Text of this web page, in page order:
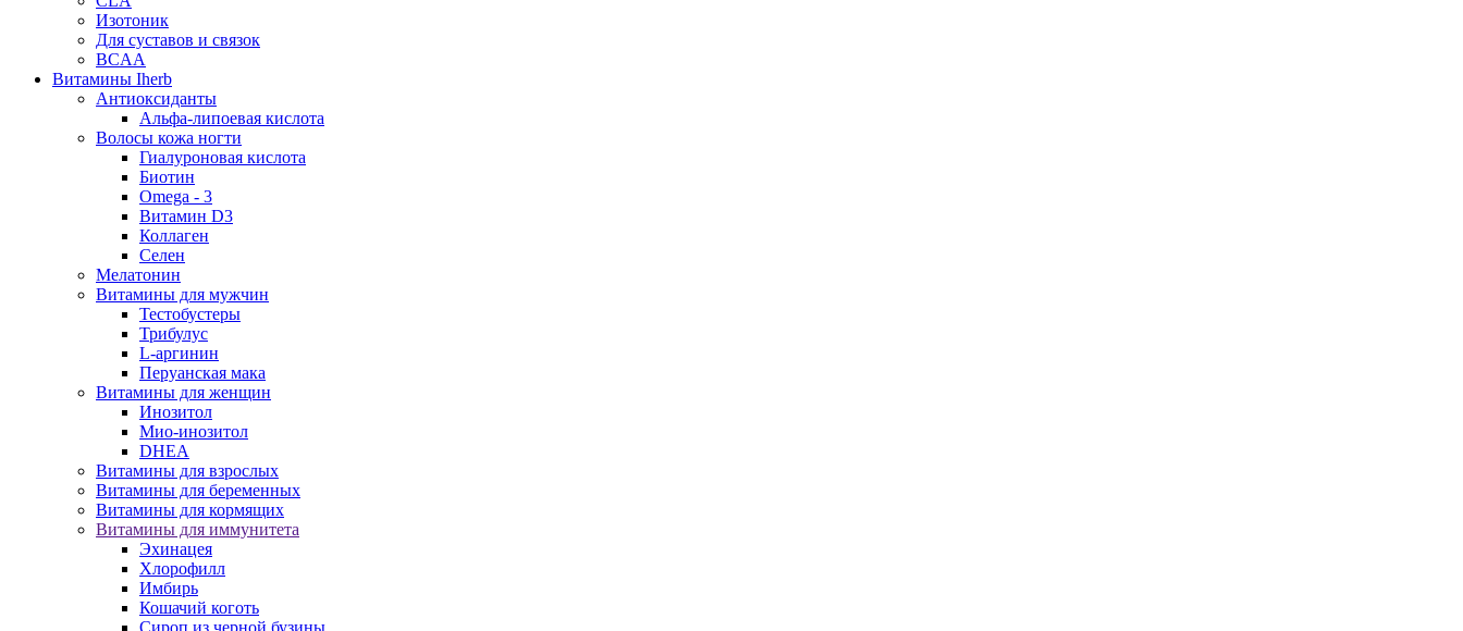
Изотоник
Для суставов и связок
BCAA
Витамины Iherb
Антиоксиданты
Альфа-липоевая кислота
Волосы кожа ногти
Гиалуроновая кислота
Биотин
Omega - 3
Витамин D3
Коллаген
Селен
Мелатонин
Витамины для мужчин
Тестобустеры
Трибулус
L-аргинин
Перуанская мака
Витамины для женщин
Инозитол
Мио-инозитол
DHEA
Витамины для взрослых
Витамины для беременных
Витамины для кормящих
Витамины для иммунитета
Эхинацея
Хлорофилл
Имбирь
Кошачий коготь
Сироп из черной бузины